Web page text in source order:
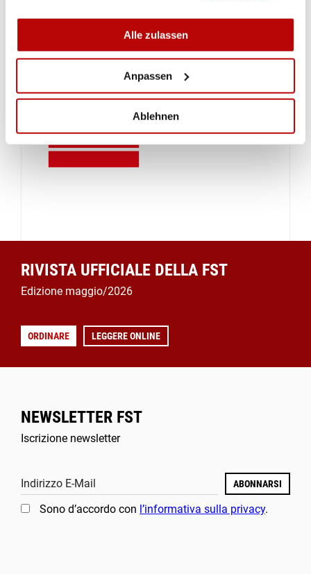
Alle zulassen
Anpassen
Ablehnen
RIVISTA UFFICIALE DELLA FST
Edizione maggio/2026
ORDINARE LEGGERE ONLINE
NEWSLETTER FST
Iscrizione newsletter
Indirizzo E-Mail ABONNARSI
Sono d’accordo con l’informativa sulla privacy.